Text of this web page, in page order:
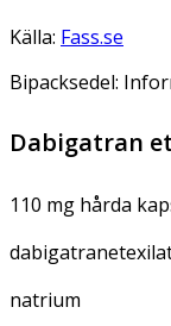
Källa: Fass.se
Bipacksedel:
Dabigatran
110 mg hårda
natrium